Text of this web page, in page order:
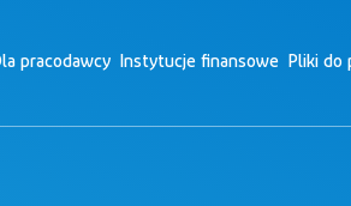
pracodawcy Instytucje finansowe Pliki do